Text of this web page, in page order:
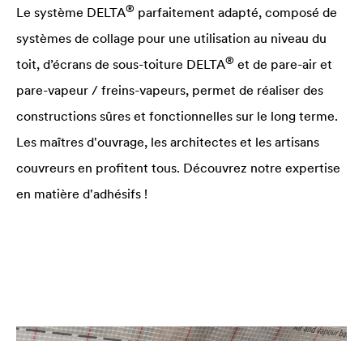
Le système DELTA® parfaitement adapté, composé de
systèmes de collage pour une utilisation au niveau du
toit, d’écrans de sous-toiture DELTA® et de pare-air et
pare-vapeur / freins-vapeurs, permet de réaliser des
constructions sûres et fonctionnelles sur le long terme.
Les maîtres d'ouvrage, les architectes et les artisans
couvreurs en profitent tous. Découvrez notre expertise
en matière d'adhésifs !